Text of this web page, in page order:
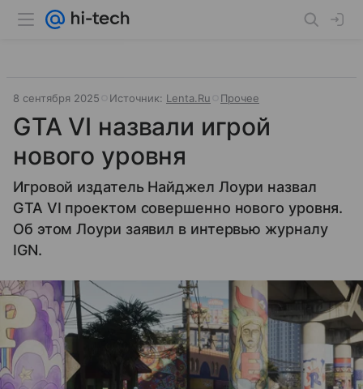
8 сентября 2025 Источник: Lenta.Ru Прочее
GTA VI назвали игрой
нового уровня
Игровой издатель Найджел Лоури назвал
GTA VI проектом совершенно нового уровня.
Об этом Лоури заявил в интервью журналу
IGN.